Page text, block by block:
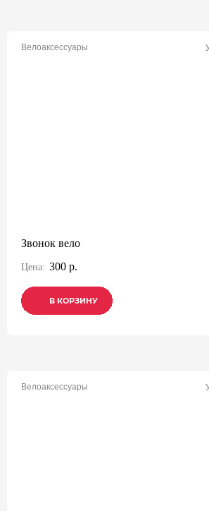
Велоаксессуары
Звонок вело
Цена: 300 р.
В КОРЗИНУ
В КОРЗИНУ
В КОРЗИНУ
Велоаксессуары